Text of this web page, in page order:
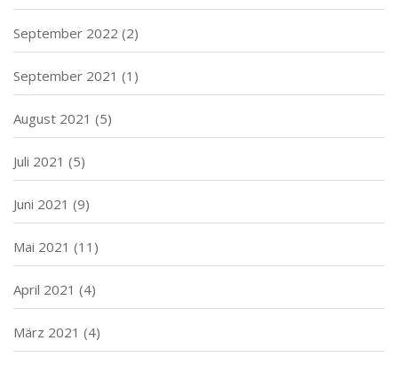
September 2022 (2)
September 2021 (1)
August 2021 (5)
Juli 2021 (5)
Juni 2021 (9)
Mai 2021 (11)
April 2021 (4)
März 2021 (4)